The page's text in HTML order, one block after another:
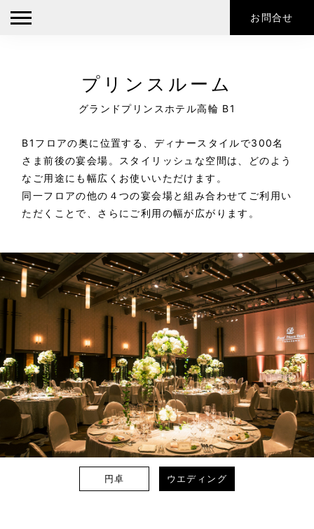
お問合せ
プリンスルーム
グランドプリンスホテル高輪 B1
B1フロアの奥に位置する、ディナースタイルで300名
さま前後の宴会場。スタイリッシュな空間は、
どのよう
なご用途にも幅広くお使いいただけます。
同一フロアの他の４つの宴会場と組み合わせてご利用い
ただくことで、さらにご利用の幅が広がります。
円卓 ウエディング